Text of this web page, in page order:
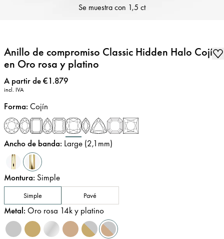
Se muestra con 1,5 ct
Anillo de compromiso Classic Hidden Halo Cojín
en Oro rosa y platino
Precio:
A partir de €1.879
incl. IVA
Forma: Cojín
Ancho de banda: Large (2,1mm)
Montura: Simple
Simple Pavé
Metal: Oro rosa 14k y platino